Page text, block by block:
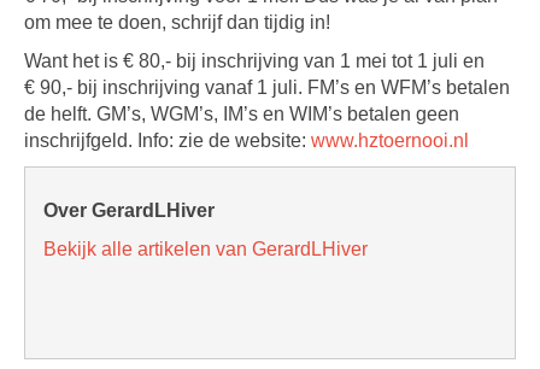
om mee te doen, schrijf dan tijdig in!
Want het is € 80,- bij inschrijving van 1 mei tot 1 juli en
€ 90,- bij inschrijving vanaf 1 juli. FM’s en WFM’s betalen
de helft. GM’s, WGM’s, IM’s en WIM’s betalen geen
inschrijfgeld. Info: zie de website: www.hztoernooi.nl
Over GerardLHiver
Bekijk alle artikelen van GerardLHiver